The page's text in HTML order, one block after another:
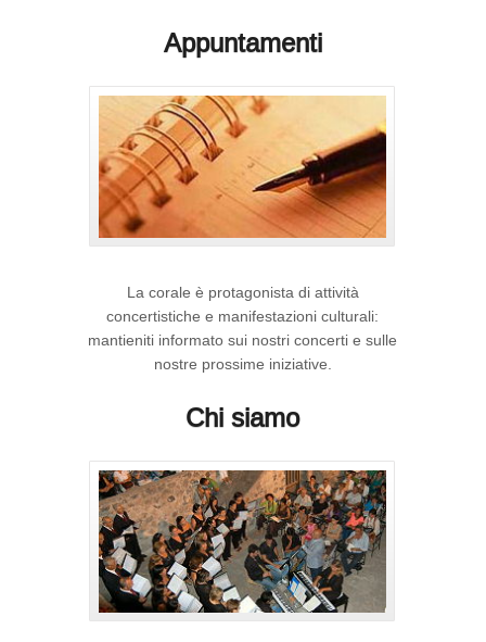
Appuntamenti
La corale è protagonista di attività
concertistiche e manifestazioni culturali:
mantieniti informato sui nostri concerti e sulle
nostre prossime iniziative.
Chi siamo